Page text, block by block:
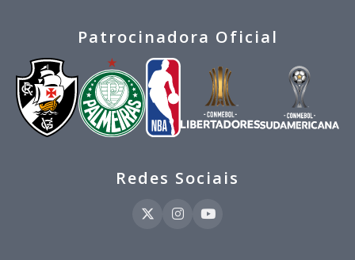
Patrocinadora Oficial
Redes Sociais